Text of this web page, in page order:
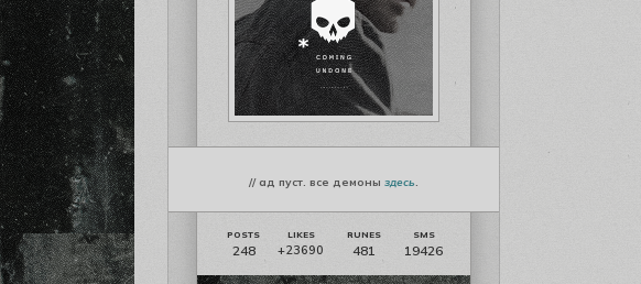
// ад пуст. все демоны здесь
248 +23690 481 19426